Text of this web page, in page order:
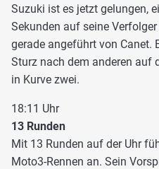
Suzuki ist es jetzt gelungen,
Sekunden auf seine
gerade angeführt von Canet.
Sturz nach dem anderen auf
in Kurve zwei.
18:11 Uhr
13 Runden
Mit 13 Runden auf der Uhr
Moto3-Rennen an. Sein